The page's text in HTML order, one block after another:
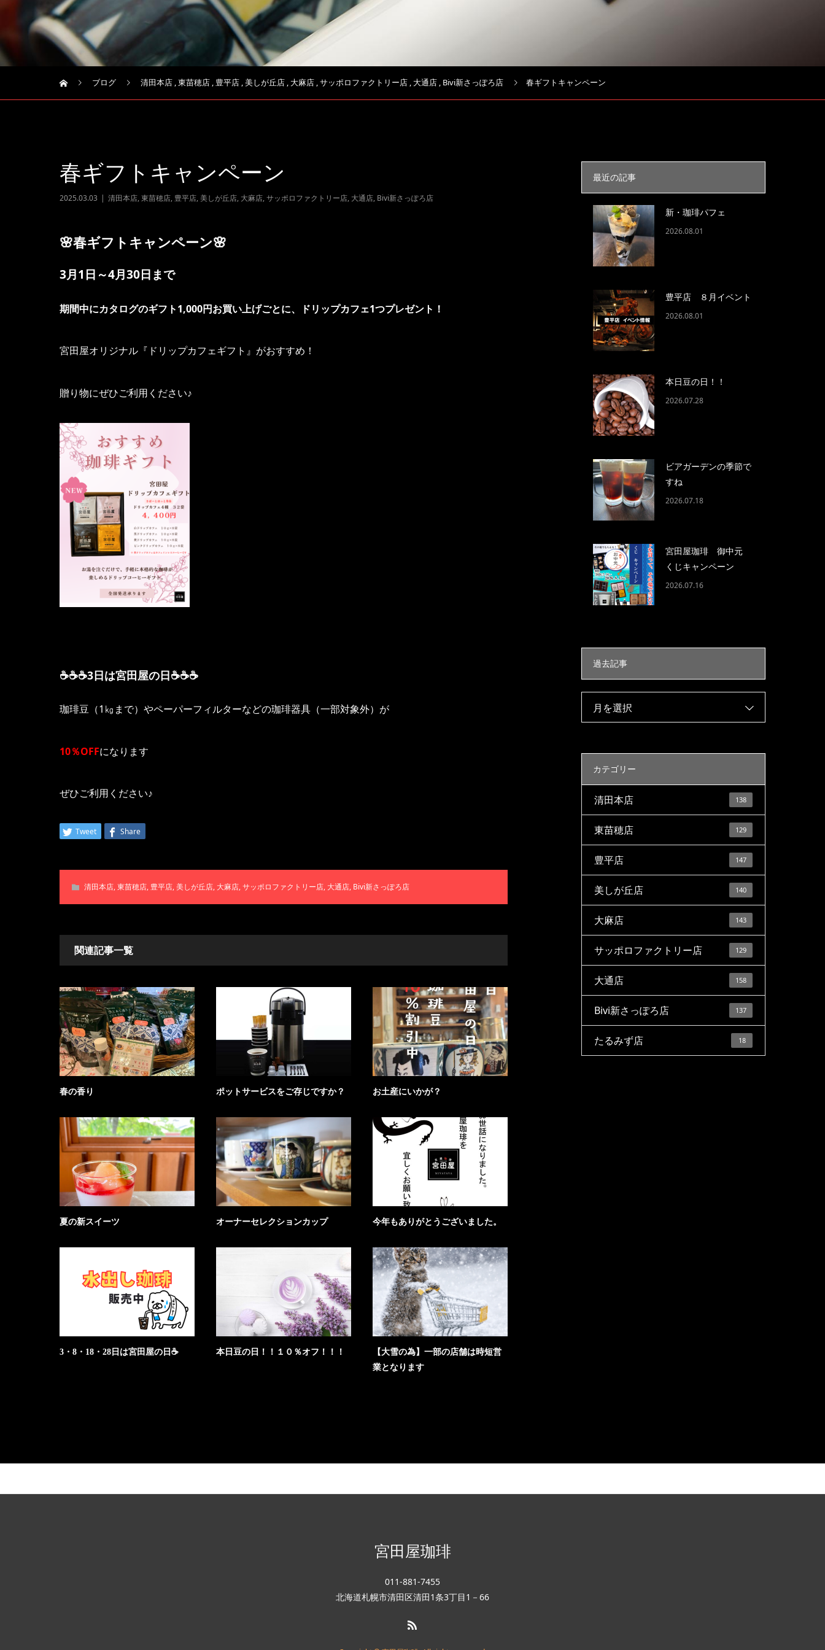
ブログ 清田本店 ,東苗穂店 , 豊平店 ,美しが丘店 , 大麻店 ,サッポロファクトリー店 , 大通店 , Bivi新さっぽろ店 春ギフトキャンペーン
春ギフトキャンペーン
2025.03.03 清田本店,東苗穂店, 豊平店,美しが丘店, 大麻店,サッポロファクトリー店, 大通店, Bivi新さっぽろ店
🌸春ギフトキャンペーン🌸
3月1日～4月30日まで
期間中にカタログのギフト1,000円お買い上げごとに、ドリップカフェ1つプレゼント！
宮田屋オリジナル『ドリップカフェギフト』がおすすめ！
贈り物にぜひご利用ください♪
☕☕☕3日は宮田屋の日☕☕☕
珈琲豆（1㎏まで）やペーパーフィルターなどの珈琲器具（一部対象外）が
10％OFFになります
ぜひご利用ください♪
Tweet Share
清田本店,東苗穂店, 豊平店,美しが丘店, 大麻店,サッポロファクトリー店, 大通店, Bivi新さっぽろ店
関連記事一覧
春の香り ポットサービスをご存じですか？ お土産にいかが？
夏の新スイーツ オーナーセレクションカップ 今年もありがとうございました。
3・8・18・28日は宮田屋の日☕ 本日豆の日！！１０％オフ！！！
【大雪の為】一部の店舗は時短営
業となります
最近の記事
新・珈琲パフェ
2026.08.01
豊平店 ８月イベント
2026.08.01
本日豆の日！！
2026.07.28
ビアガーデンの季節で
すね
2026.07.18
宮田屋珈琲 御中元
くじキャンペーン
2026.07.16
過去記事
月を選択
カテゴリー
清田本店 138
東苗穂店 129
豊平店 147
美しが丘店 140
大麻店 143
サッポロファクトリー店 129
大通店 158
Bivi新さっぽろ店 137
たるみず店 18
宮田屋珈琲
011-881-7455
北海道札幌市清田区清田1条3丁目1－66